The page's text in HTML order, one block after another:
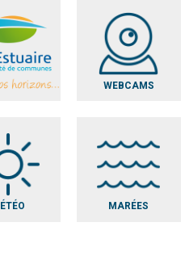
WEBCAMS
MARÉES